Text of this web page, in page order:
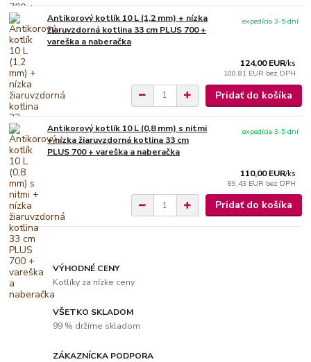
Antikorový kotlík 10 L (1,2 mm) + nízka
žiaruvzdorná kotlina 33 cm PLUS 700 +
vareška a naberačka
124,00 EUR/ks
100,81 EUR bez DPH
expedícia 3-5 dní
Pridať do košíka
Antikorový kotlík 10 L (0,8 mm) s nitmi
+ nízka žiaruvzdorná kotlina 33 cm
PLUS 700 + vareška a naberačka
110,00 EUR/ks
89,43 EUR bez DPH
expedícia 3-5 dní
Pridať do košíka
VÝHODNÉ CENY
Kotlíky za nízke ceny
VŠETKO SKLADOM
99 % držíme skladom
ZÁKAZNÍCKA PODPORA